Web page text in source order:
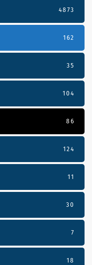
4873
162
35
104
86
124
11
30
7
18